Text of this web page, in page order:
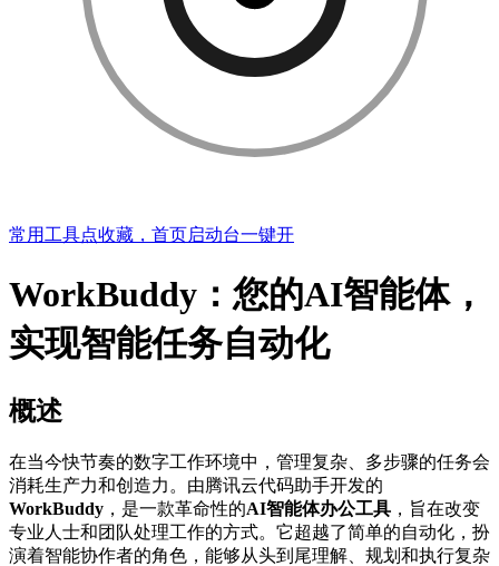
常用工具点收藏，首页启动台一键开
WorkBuddy：您的AI智能体，
实现智能任务自动化
概述
在当今快节奏的数字工作环境中，管理复杂、多步骤的任务会
消耗生产力和创造力。由腾讯云代码助手开发的
WorkBuddy ，是一款革命性的AI智能体办公工具 ，旨在改变
专业人士和团队处理工作的方式。它超越了简单的自动化，扮
演着智能协作者的角色，能够从头到尾理解、规划和执行复杂